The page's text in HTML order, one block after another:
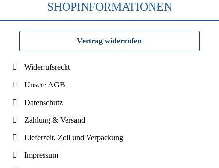
SHOPINFORMATIONEN
Vertrag widerrufen
Widerrufsrecht
Unsere AGB
Datenschutz
Zahlung & Versand
Lieferzeit, Zoll und Verpackung
Impressum